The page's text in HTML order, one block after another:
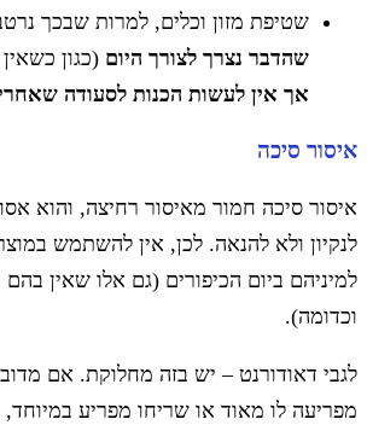
שטיפת מזון וכלים, למרות שבכך
שהדבר נצרך לצורך היום (כגון
אך אין לעשות הכנות לסעודה
איסור סיכה
איסור סיכה חמור מאיסור רחיצה, והוא
לנקיון ולא להנאה. לכן, אין להשתמש
למיניהם ביום הכיפורים (גם אלו שאין בהם
וכדומה).
לגבי דאודורנט – יש בזה מחלוקת. אם
מפריעה לו מאוד או שריחו מפריע במיוחד,